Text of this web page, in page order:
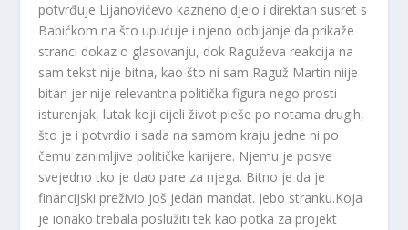
potvrđuje Lijanovićevo kazneno djelo i direktan susret s
Babićkom na što upućuje i njeno odbijanje da prikaže
stranci dokaz o glasovanju, dok Raguževa reakcija na
sam tekst nije bitna, kao što ni sam Raguž Martin niije
bitan jer nije relevantna politička figura nego prosti
isturenjak, lutak koji cijeli život pleše po notama drugih,
što je i potvrdio i sada na samom kraju jedne ni po
čemu zanimljive političke karijere. Njemu je posve
svejedno tko je dao pare za njega. Bitno je da je
financijski preživio još jedan mandat. Jebo stranku.Koja
je ionako trebala poslužiti tek kao potka za projekt